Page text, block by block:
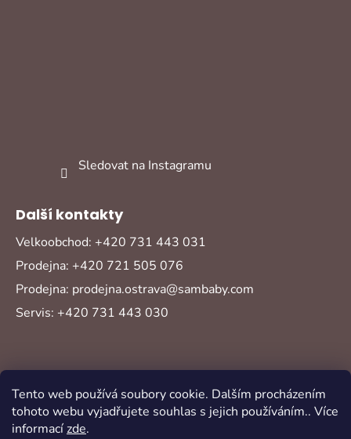
Tento web používá soubory cookie. Dalším procházením
tohoto webu vyjadřujete souhlas s jejich používáním.. Více
informacízde.
Sledovat na Instagramu
Další kontakty
Velkoobchod: +420 731 443 031
Prodejna: +420 721 505 076
Prodejna: prodejna.ostrava@sambaby.com
Servis: +420 731 443 030